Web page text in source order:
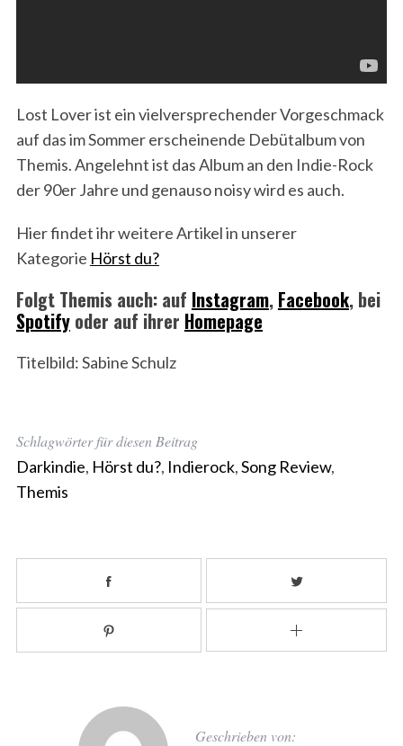
Lost Lover ist ein vielversprechender Vorgeschmack
auf das im Sommer erscheinende Debütalbum von
Themis. Angelehnt ist das Album an den Indie-Rock
der 90er Jahre und genauso noisy wird es auch.
Hier findet ihr weitere Artikel in unserer
Kategorie Hörst du?
Folgt Themis auch: auf Instagram, Facebook, bei
Spotifyoder auf ihrer Homepage
Titelbild: Sabine Schulz
Schlagwörter für diesen Beitrag
Darkindie, Hörst du?, Indierock,Song Review,
Themis
Geschrieben von: